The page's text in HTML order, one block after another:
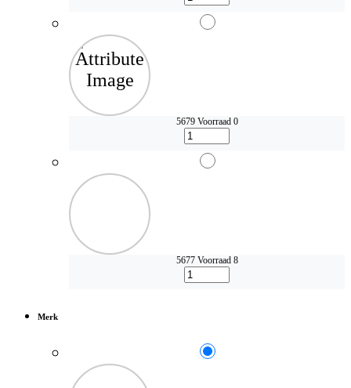
5679 Voorraad 0
5677 Voorraad 8
Merk